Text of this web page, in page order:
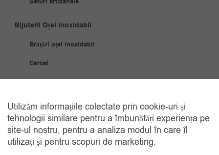
Bijuterii Oțel Inoxidabil
Brățări oțel inoxidabil
Cercei
Coliere
Bijuterii Placate Aur
Brățări placate cu aur
Cercei placați cu aur
Utilizăm informațiile colectate prin cookie-uri și
tehnologii similare pentru a îmbunătăți experiența pe
site-ul nostru, pentru a analiza modul în care îl
utilizați și pentru scopuri de marketing.